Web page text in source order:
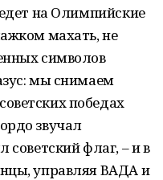
на Олимпийские
махать, не
символов
мы снимаем
победах
звучал
советский флаг, – и в
управляя ВАДА и